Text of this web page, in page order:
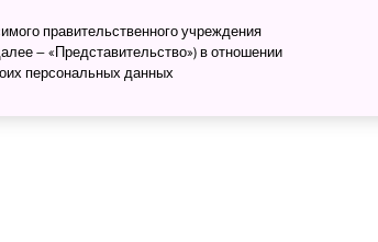
Что посмотреть
правительственного учреждения
– «Представительство») в отношении
персональных данных